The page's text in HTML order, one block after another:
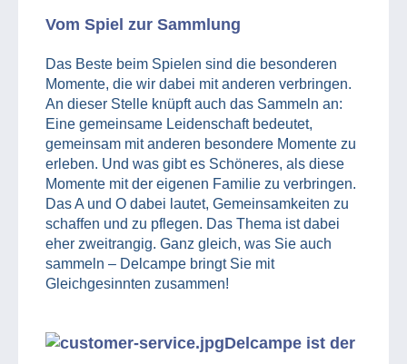
Vom Spiel zur Sammlung
Das Beste beim Spielen sind die besonderen
Momente, die wir dabei mit anderen verbringen.
An dieser Stelle knüpft auch das Sammeln an:
Eine gemeinsame Leidenschaft bedeutet,
gemeinsam mit anderen besondere Momente zu
erleben. Und was gibt es Schöneres, als diese
Momente mit der eigenen Familie zu verbringen.
Das A und O dabei lautet, Gemeinsamkeiten zu
schaffen und zu pflegen. Das Thema ist dabei
eher zweitrangig. Ganz gleich, was Sie auch
sammeln – Delcampe bringt Sie mit
Gleichgesinnten zusammen!
Delcampe ist der